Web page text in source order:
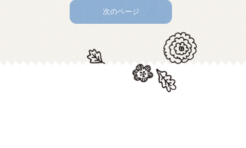
次のページ